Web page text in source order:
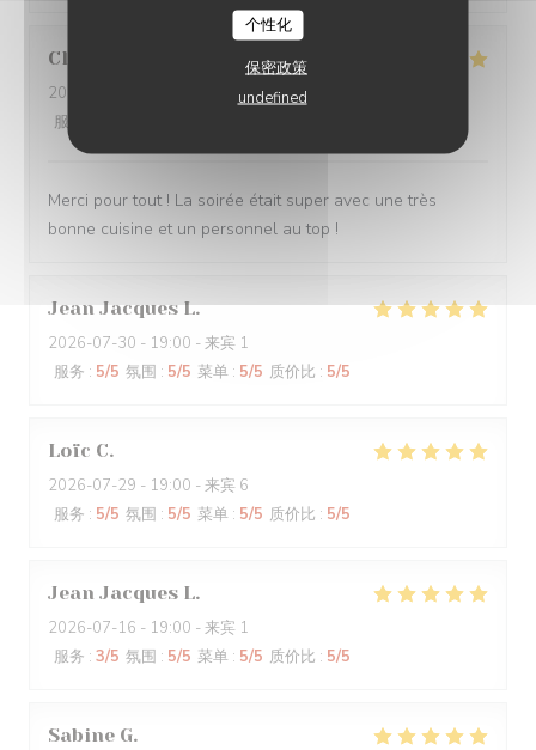
个性化
保密政策
undefined
Claire
2026-07-30
- 20:30 - 来宾 4
服务
Merci pour tout ! La soirée était super avec une très
bonne cuisine et un personnel au top !
Jean Jacques L
2026-07-30 - 19:00 - 来宾 1
服务 : 5/5 氛围 : 5/5 菜单 : 5/5 质价比 : 5/5
Loïc C
2026-07-29 - 19:00 - 来宾 6
服务 : 5/5 氛围 : 5/5 菜单 : 5/5 质价比 : 5/5
Jean Jacques L
2026-07-16 - 19:00 - 来宾 1
服务 : 3/5 氛围 : 5/5 菜单 : 5/5 质价比 : 5/5
Sabine G